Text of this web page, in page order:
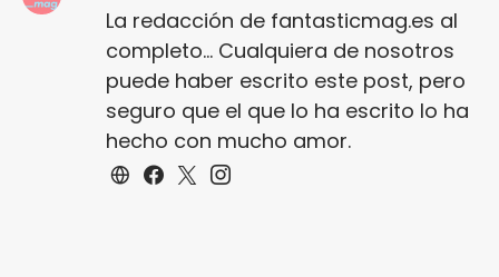
La redacción de fantasticmag.es al
completo... Cualquiera de nosotros
puede haber escrito este post, pero
seguro que el que lo ha escrito lo ha
hecho con mucho amor.